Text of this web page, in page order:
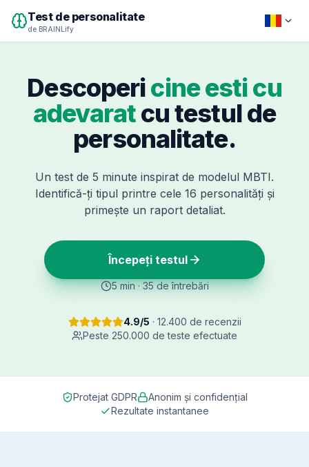
Test de personalitate
de BRAINLify
Descopericine esti cu
adevaratcu testul de
personalitate.
Un test de 5 minute inspirat de modelul MBTI.
Identifică-ți tipul printre cele 16 personalități și
primește un raport detaliat.
Începeți testul
5 min · 35 de întrebări
4.9/5 · 12.400 de recenzii
Peste 250.000 de teste efectuate
Protejat GDPR
Anonim și confidențial
Rezultate instantanee